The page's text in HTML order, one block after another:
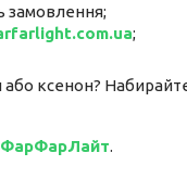
замовлення;
;
ксенон?
ФарФарЛайт.